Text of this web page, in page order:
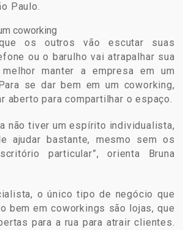
Paulo.
coworking
os outros vão escutar suas
ou o barulho vai atrapalhar sua
manter a empresa em um
se dar bem em um coworking,
aberto para compartilhar o espaço.
não tiver um espírito individualista,
ajudar bastante, mesmo sem os
particular”, orienta Bruna
o único tipo de negócio que
bem em coworkings são lojas, que
para a rua para atrair clientes.